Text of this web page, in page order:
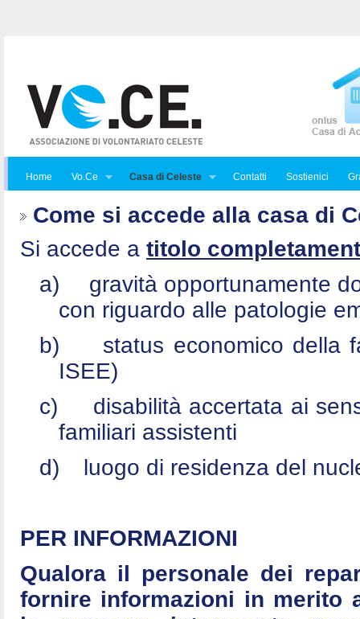
Home Vo.Ce Casa di Celeste Contatti Sostienici
Come si accede alla casa di
Si accede a titolo
a)
gravità opportunamente
con riguardo alle patologie
b)
status economico della
ISEE)
c)
disabilità accertata ai
familiari assistenti
d)
luogo di residenza del
PER INFORMAZIONI
Qualora il personale dei
fornire informazioni in merito